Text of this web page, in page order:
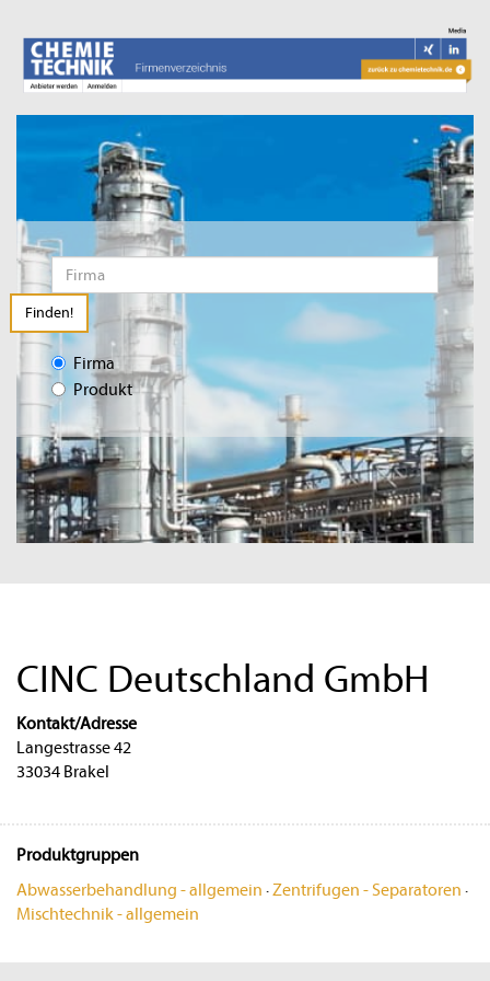
Finden!
Firma
Produkt
CINC Deutschland GmbH
Kontakt/Adresse
Langestrasse 42
33034 Brakel
Produktgruppen
Abwasserbehandlung - allgemein · Zentrifugen - Separatoren ·
Mischtechnik - allgemein